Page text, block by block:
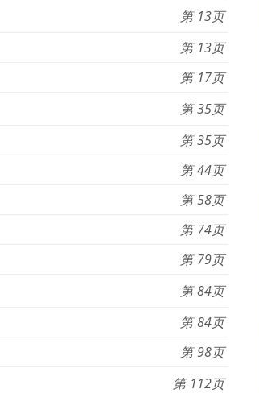
13
13
17
35
35
44
58
74
79
84
84
98
112